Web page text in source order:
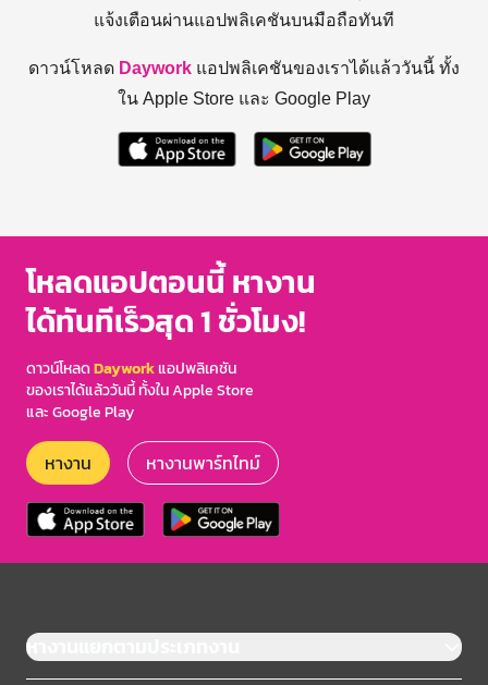
แจ้งเตือนผ่านแอปพลิเคชันบนมือถือทันที
ดาวน์โหลด Daywork แอปพลิเคชันของเราได้แล้ววันนี้ ทั้ง
ใน Apple Store และ Google Play
โหลดแอปตอนนี้ หางาน
ได้ทันทีเร็วสุด 1 ชั่วโมง!
ดาวน์โหลดDayworkแอปพลิเคชัน
ของเราได้แล้ววันนี้ ทั้งใน Apple Store
และ Google Play
หางาน หางานพาร์ทไทม์
หางานแยกตามประเภทงาน